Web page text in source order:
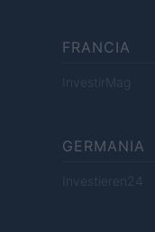
FRANCIA
InvestirMag
GERMANIA
Investieren24